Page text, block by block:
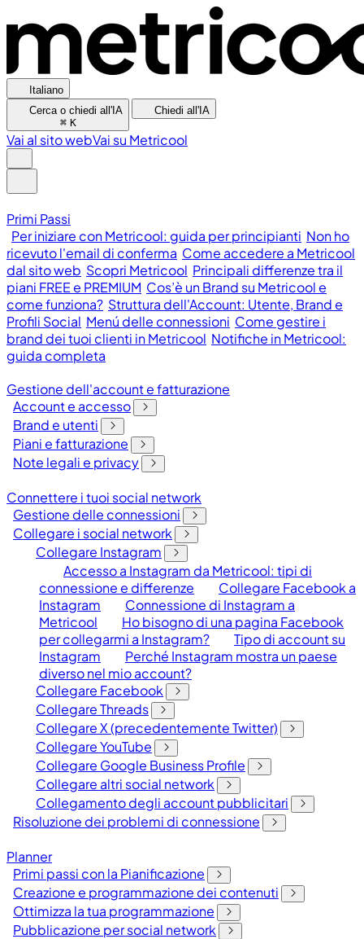
Italiano
Cerca o chiedi all'IA
⌘ K
Chiedi all'IA
Vai al sito webVai su Metricool
Primi Passi
Per iniziare con Metricool: guida per principianti Non ho
ricevuto l'email di conferma Come accedere a Metricool
dal sito web Scopri Metricool Principali differenze tra il
piani FREE e PREMIUM Cos’è un Brand su Metricool e
come funziona? Struttura dell'Account: Utente, Brand e
Profili Social Menú delle connessioni Come gestire i
brand dei tuoi clienti in Metricool Notifiche in Metricool:
guida completa
Gestione dell'account e fatturazione
Account e accesso
Brand e utenti
Piani e fatturazione
Note legali e privacy
Connettere i tuoi social network
Gestione delle connessioni
Collegare i social network
Collegare Instagram
Accesso a Instagram da Metricool: tipi di
connessione e differenze
Collegare Facebook a
Instagram
Connessione di Instagram a
Metricool
Ho bisogno di una pagina Facebook
per collegarmi a Instagram?
Tipo di account su
Instagram
Perché Instagram mostra un paese
diverso nel mio account?
Collegare Facebook
Collegare Threads
Collegare X (precedentemente Twitter)
Collegare YouTube
Collegare Google Business Profile
Collegare altri social network
Collegamento degli account pubblicitari
Risoluzione dei problemi di connessione
Planner
Primi passi con la Pianificazione
Creazione e programmazione dei contenuti
Ottimizza la tua programmazione
Pubblicazione per social network